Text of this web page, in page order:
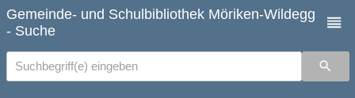
Gemeinde- und Schulbibliothek Möriken-Wildegg
- Suche
Suchbegriff(e) eingeben